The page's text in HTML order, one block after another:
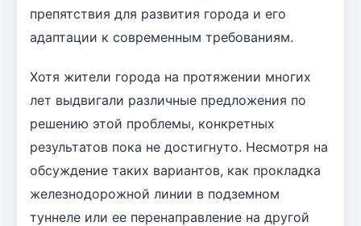
препятствия для развития города и его
адаптации к современным требованиям.
Хотя жители города на протяжении многих
лет выдвигали различные предложения по
решению этой проблемы, конкретных
результатов пока не достигнуто. Несмотря на
обсуждение таких вариантов, как прокладка
железнодорожной линии в подземном
туннеле или ее перенаправление на другой